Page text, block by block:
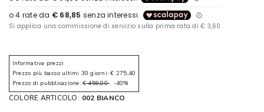
Informativa prezzi
Prezzo più basso ultimi 30 giorni: € 275,40
Prezzo di pubblicazione: € 459,00-40%
COLORE ARTICOLO: 002 BIANCO